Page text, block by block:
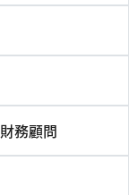
財務顧問